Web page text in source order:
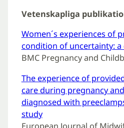
Vetenskapliga
Women´s experiences of
condition of uncertainty:
BMC Pregnancy and
The experience of
care during pregnancy
diagnosed with
study